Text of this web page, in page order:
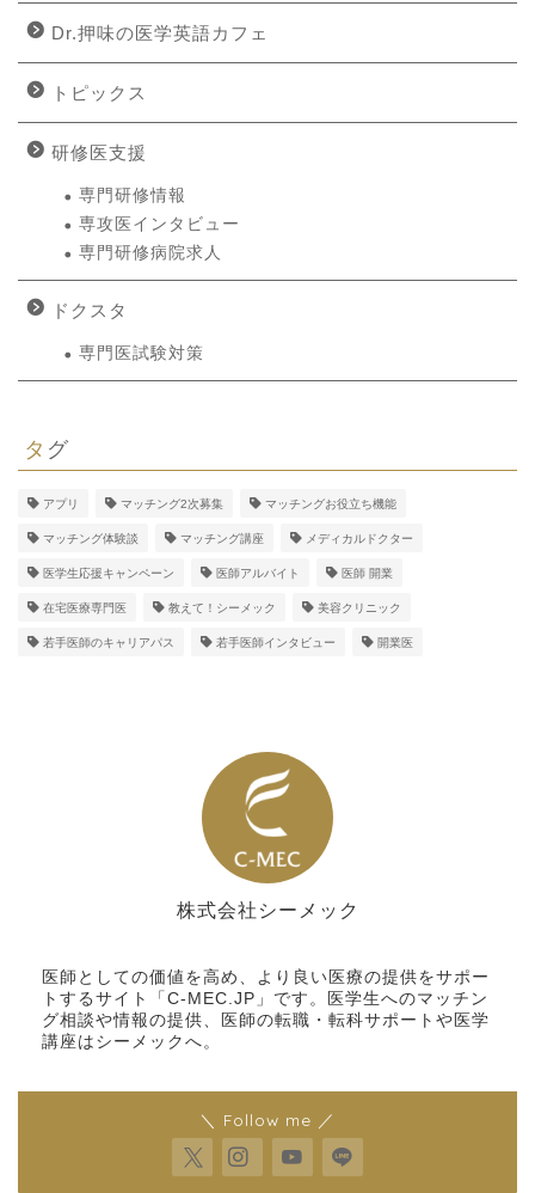
Dr.押味の医学英語カフェ
トピックス
研修医支援
専門研修情報
専攻医インタビュー
専門研修病院求人
ドクスタ
専門医試験対策
タグ
アプリ マッチング2次募集 マッチングお役立ち機能
マッチング体験談 マッチング講座 メディカルドクター
医学生応援キャンペーン 医師アルバイト 医師 開業
在宅医療専門医 教えて！シーメック 美容クリニック
若手医師のキャリアパス 若手医師インタビュー 開業医
株式会社シーメック
医師としての価値を高め、より良い医療の提供をサポー
トするサイト「C-MEC.JP」です。医学生へのマッチン
グ相談や情報の提供、医師の転職・転科サポートや医学
講座はシーメックへ。
＼ Follow me ／